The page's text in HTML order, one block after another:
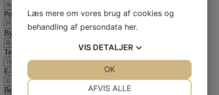
Postnummer
By
Telefon
E-mail
Besked
Læs mere om vores brug af cookies og
behandling af persondata her.
VIS DETALJER
AFVIS ALLE
OK